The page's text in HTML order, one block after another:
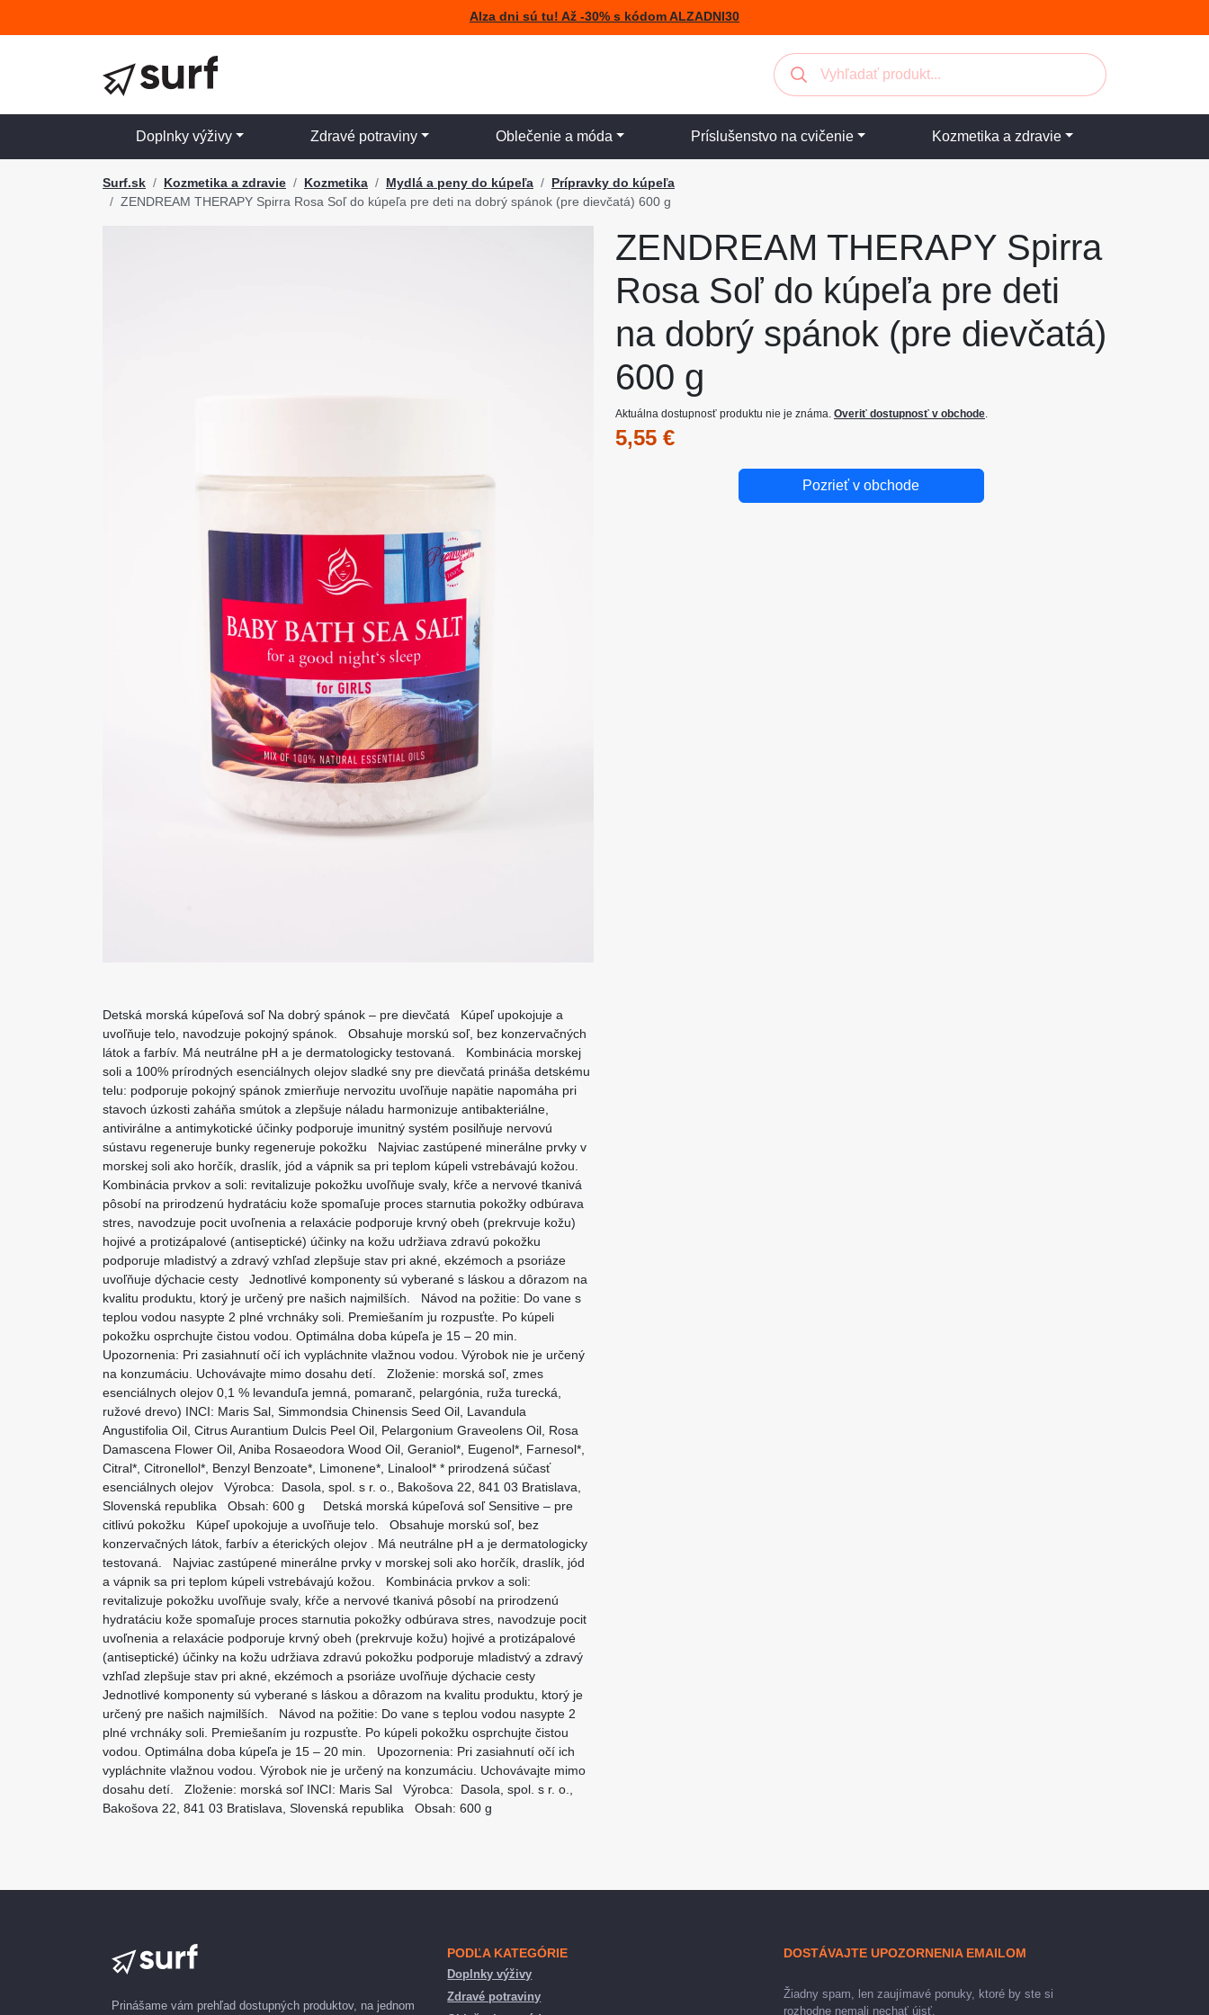
Alza dni sú tu! Až -30% s kódom ALZADNI30
Doplnky výživy Zdravé potraviny Oblečenie a móda Príslušenstvo na cvičenie Kozmetika a zdravie
Surf.sk Kozmetika a zdravie Kozmetika Mydlá a peny do kúpeľa
Prípravky do kúpeľa
ZENDREAM THERAPY Spirra Rosa Soľ do kúpeľa pre deti na dobrý spánok (pre dievčatá) 600 g
ZENDREAM THERAPY Spirra
Rosa Soľ do kúpeľa pre deti
na dobrý spánok (pre dievčatá)
600 g
Aktuálna dostupnosť produktu nie je známa. Overiť dostupnosť v obchode.
5,55 €
Pozrieť v obchode
Detská morská kúpeľová soľ Na dobrý spánok – pre dievčatá Kúpeľ upokojuje a
uvoľňuje telo, navodzuje pokojný spánok. Obsahuje morskú soľ, bez konzervačných
látok a farbív. Má neutrálne pH a je dermatologicky testovaná. Kombinácia morskej
soli a 100% prírodných esenciálnych olejov sladké sny pre dievčatá prináša detskému
telu: podporuje pokojný spánok zmierňuje nervozitu uvoľňuje napätie napomáha pri
stavoch úzkosti zaháňa smútok a zlepšuje náladu harmonizuje antibakteriálne,
antivirálne a antimykotické účinky podporuje imunitný systém posilňuje nervovú
sústavu regeneruje bunky regeneruje pokožku Najviac zastúpené minerálne prvky v
morskej soli ako horčík, draslík, jód a vápnik sa pri teplom kúpeli vstrebávajú kožou.
Kombinácia prvkov a soli: revitalizuje pokožku uvoľňuje svaly, kŕče a nervové tkanivá
pôsobí na prirodzenú hydratáciu kože spomaľuje proces starnutia pokožky odbúrava
stres, navodzuje pocit uvoľnenia a relaxácie podporuje krvný obeh (prekrvuje kožu)
hojivé a protizápalové (antiseptické) účinky na kožu udržiava zdravú pokožku
podporuje mladistvý a zdravý vzhľad zlepšuje stav pri akné, ekzémoch a psoriáze
uvoľňuje dýchacie cesty Jednotlivé komponenty sú vyberané s láskou a dôrazom na
kvalitu produktu, ktorý je určený pre našich najmilších. Návod na požitie: Do vane s
teplou vodou nasypte 2 plné vrchnáky soli. Premiešaním ju rozpusťte. Po kúpeli
pokožku osprchujte čistou vodou. Optimálna doba kúpeľa je 15 – 20 min.
Upozornenia: Pri zasiahnutí očí ich vypláchnite vlažnou vodou. Výrobok nie je určený
na konzumáciu. Uchovávajte mimo dosahu detí. Zloženie: morská soľ, zmes
esenciálnych olejov 0,1 % levanduľa jemná, pomaranč, pelargónia, ruža turecká,
ružové drevo) INCI: Maris Sal, Simmondsia Chinensis Seed Oil, Lavandula
Angustifolia Oil, Citrus Aurantium Dulcis Peel Oil, Pelargonium Graveolens Oil, Rosa
Damascena Flower Oil, Aniba Rosaeodora Wood Oil, Geraniol*, Eugenol*, Farnesol*,
Citral*, Citronellol*, Benzyl Benzoate*, Limonene*, Linalool* * prirodzená súčasť
esenciálnych olejov Výrobca: Dasola, spol. s r. o., Bakošova 22, 841 03 Bratislava,
Slovenská republika Obsah: 600 g Detská morská kúpeľová soľ Sensitive – pre
citlivú pokožku Kúpeľ upokojuje a uvoľňuje telo. Obsahuje morskú soľ, bez
konzervačných látok, farbív a éterických olejov . Má neutrálne pH a je dermatologicky
testovaná. Najviac zastúpené minerálne prvky v morskej soli ako horčík, draslík, jód
a vápnik sa pri teplom kúpeli vstrebávajú kožou. Kombinácia prvkov a soli:
revitalizuje pokožku uvoľňuje svaly, kŕče a nervové tkanivá pôsobí na prirodzenú
hydratáciu kože spomaľuje proces starnutia pokožky odbúrava stres, navodzuje pocit
uvoľnenia a relaxácie podporuje krvný obeh (prekrvuje kožu) hojivé a protizápalové
(antiseptické) účinky na kožu udržiava zdravú pokožku podporuje mladistvý a zdravý
vzhľad zlepšuje stav pri akné, ekzémoch a psoriáze uvoľňuje dýchacie cesty
Jednotlivé komponenty sú vyberané s láskou a dôrazom na kvalitu produktu, ktorý je
určený pre našich najmilších. Návod na požitie: Do vane s teplou vodou nasypte 2
plné vrchnáky soli. Premiešaním ju rozpusťte. Po kúpeli pokožku osprchujte čistou
vodou. Optimálna doba kúpeľa je 15 – 20 min. Upozornenia: Pri zasiahnutí očí ich
vypláchnite vlažnou vodou. Výrobok nie je určený na konzumáciu. Uchovávajte mimo
dosahu detí. Zloženie: morská soľ INCI: Maris Sal Výrobca: Dasola, spol. s r. o.,
Bakošova 22, 841 03 Bratislava, Slovenská republika Obsah: 600 g
Prinášame vám prehľad dostupných produktov, na jednom
PODĽA KATEGÓRIE
Doplnky výživy
Zdravé potraviny
DOSTÁVAJTE UPOZORNENIA EMAILOM
Žiadny spam, len zaujímavé ponuky, ktoré by ste si
rozhodne nemali nechať újsť.